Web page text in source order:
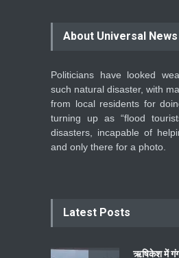
About Universal
Politicians have looked
such natural disaster, with
from local residents for
turning up as “flood
disasters, incapable of
and only there for a photo.
Latest Posts
ऋषिकेश में